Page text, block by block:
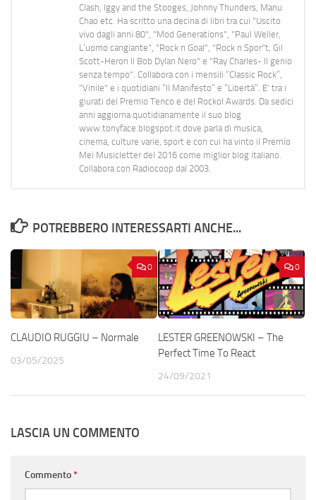
Clash, Iggy and the Stooges, Johnny Thunders, Manu
Chao etc. Ha scritto una decina di libri tra cui "Uscito
vivo dagli anni 80", "Mod Generations", "Paul Weller,
L’uomo cangiante", "Rock n Goal", "Rock n Spor"t, Gil
Scott-Heron Il Bob Dylan Nero" e "Ray Charles- Il genio
senza tempo". Collabora con i mensili “Classic Rock”,
"Vinile" e i quotidiani “Il Manifesto” e “Libertà”. E' tra i
giurati del Premio Tenco e del Rockol Awards. Da sedici
anni aggiorna quotidianamente il suo blog
www.tonyface.blogspot.it dove parla di musica,
cinema, culture varie, sport e con cui ha vinto il Premio
Mei Musicletter del 2016 come miglior blog italiano.
Collabora con Radiocoop dal 2003.
POTREBBERO INTERESSARTI ANCHE...
0
CLAUDIO RUGGIU – Normale
03/05/2025
0
LESTER GREENOWSKI – The
Perfect Time To React
24/09/2021
LASCIA UN COMMENTO
Commento*